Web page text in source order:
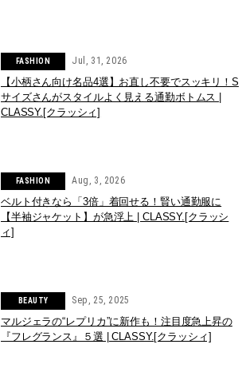
FASHION Jul, 31, 2026
【小柄さん向け名品4選】お直し不要でスッキリ！S
サイズさんがスタイルよく見える通勤ボトムス |
CLASSY.[クラッシィ]
FASHION Aug, 3, 2026
ベルト付きなら「3倍」着回せる！賢い通勤服に
【半袖ジャケット】が急浮上 | CLASSY.[クラッシ
ィ]
BEAUTY Sep, 25, 2025
マルジェラの“レプリカ”に新作も！注目度急上昇の
『フレグランス』５選 | CLASSY.[クラッシィ]